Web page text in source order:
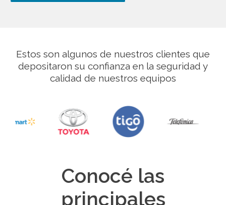
Estos son algunos de nuestros clientes que
depositaron su confianza en la seguridad y
calidad de nuestros equipos
Conocé las
principales